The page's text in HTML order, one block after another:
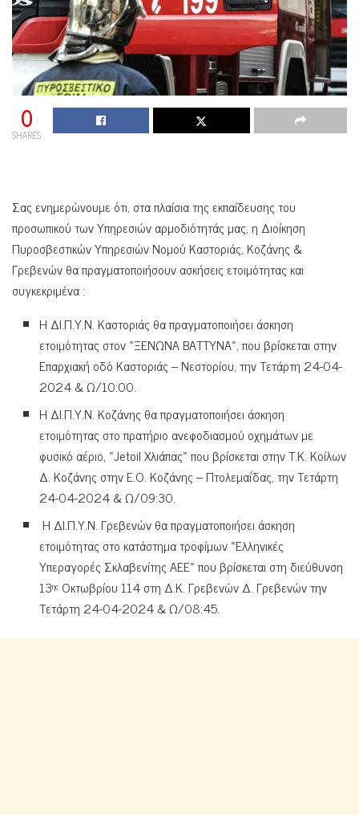
0
SHARES
Σας ενημερώνουμε ότι, στα πλαίσια της εκπαίδευσης του
προσωπικού των Υπηρεσιών αρμοδιότητάς μας, η Διοίκηση
Πυροσβεστικών Υπηρεσιών Νομού Καστοριάς, Κοζάνης &
Γρεβενών θα πραγματοποιήσουν ασκήσεις ετοιμότητας και
συγκεκριμένα :
Η ΔΙ.Π.Υ.Ν. Καστοριάς θα πραγματοποιήσει άσκηση
ετοιμότητας στον «ΞΕΝΩΝΑ ΒΑΤΤΥΝΑ», που βρίσκεται στην
Επαρχιακή οδό Καστοριάς – Νεστορίου, την Τετάρτη 24-04-
2024 & Ω/10:00.
Η ΔΙ.Π.Υ.Ν. Κοζάνης θα πραγματοποιήσει άσκηση
ετοιμότητας στο πρατήριο ανεφοδιασμού οχημάτων με
φυσικό αέριο, «Jetoil Χλιάπας» που βρίσκεται στην Τ.Κ. Κοίλων
Δ. Κοζάνης στην Ε.Ο. Κοζάνης – Πτολεμαΐδας, την Τετάρτη
24-04-2024 & Ω/09:30.
Η ΔΙ.Π.Υ.Ν. Γρεβενών θα πραγματοποιήσει άσκηση
ετοιμότητας στο κατάστημα τροφίμων «Ελληνικές
Υπεραγορές Σκλαβενίτης ΑΕΕ» που βρίσκεται στη διεύθυνση
13ης Οκτωβρίου 114 στη Δ.Κ. Γρεβενών Δ. Γρεβενών την
Τετάρτη 24-04-2024 & Ω/08:45.